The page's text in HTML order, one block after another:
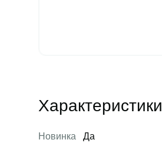
Характеристики
Новинка Да